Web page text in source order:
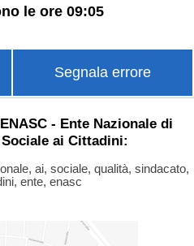
le ore 09:05
Segnala errore
- Ente Nazionale di
ai Cittadini:
ai, sociale, qualità, sindacato,
ente, enasc